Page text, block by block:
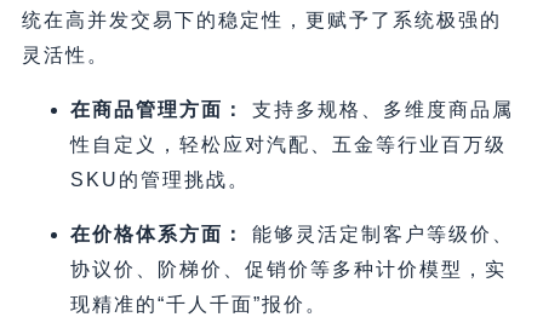
统在高并发交易下的稳定性，更赋予了系统极强的
灵活性。
在商品管理方面：
支持多规格、多维度商品属
性自定义，轻松应对汽配、五金等行业百万级
SKU的管理挑战。
在价格体系方面：
能够灵活定制客户等级价、
协议价、阶梯价、促销价等多种计价模型，实
现精准的“千人千面”报价。